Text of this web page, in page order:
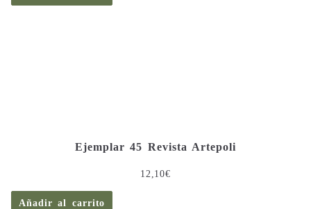
Ejemplar 45 Revista Artepoli
12,10€
Añadir al carrito